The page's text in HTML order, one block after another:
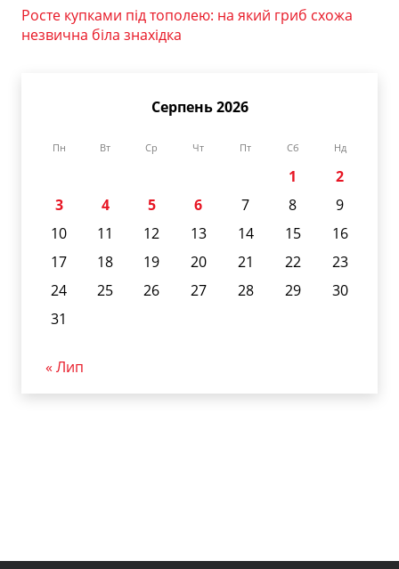
Росте купками під тополею: на який гриб схожа
незвична біла знахідка
Серпень 2026
Пн Вт Ср Чт Пт Сб Нд
1
2
3
4 5 6 7 8
9
10
11 12 13 14 15
16
17
18 19 20 21 22
23
24
25 26 27 28 29
30
31
« Лип